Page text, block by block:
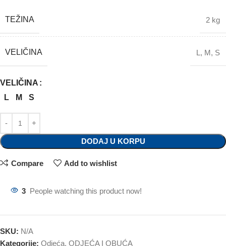
TEŽINA 2 kg
VELIČINA L , M, S
VELIČINA
L
M S
DODAJ U KORPU
Compare Add to wishlist
3 People watching this product now!
SKU: N/A
Kategorije: Odjeća, ODJEĆA I OBUĆA